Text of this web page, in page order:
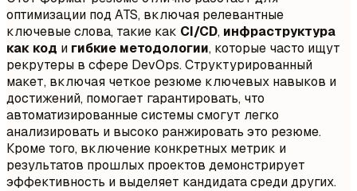
оптимизации под ATS, включая релевантные
ключевые слова, такие как CI/CD, инфраструктура
как код и гибкие методологии, которые часто ищут
рекрутеры в сфере DevOps. Структурированный
макет, включая четкое резюме ключевых навыков и
достижений, помогает гарантировать, что
автоматизированные системы смогут легко
анализировать и высоко ранжировать это резюме.
Кроме того, включение конкретных метрик и
результатов прошлых проектов демонстрирует
эффективность и выделяет кандидата среди других.